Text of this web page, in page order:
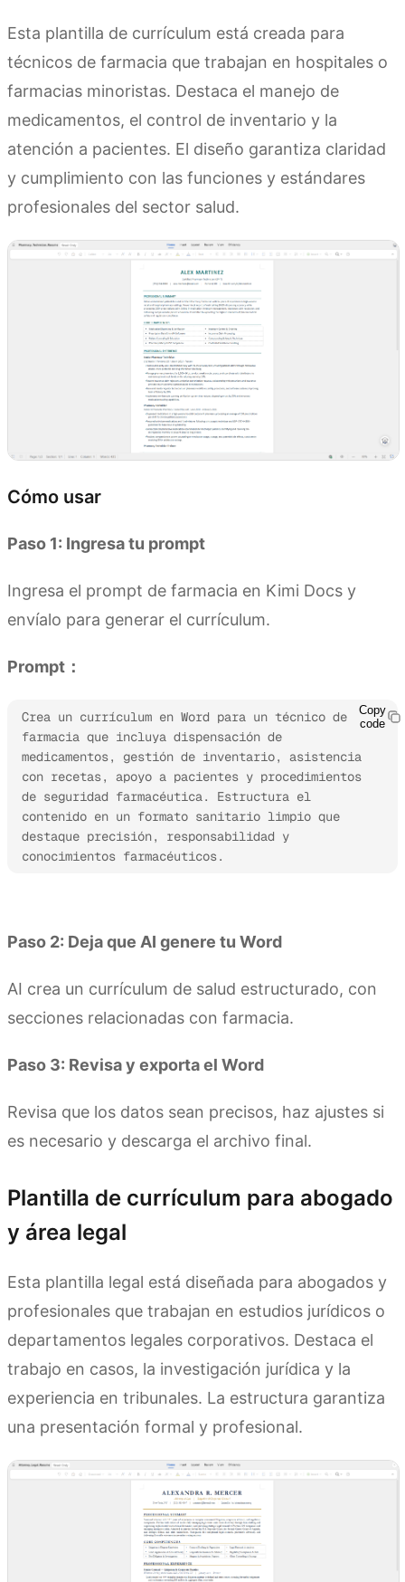
Esta plantilla de currículum está creada para
técnicos de farmacia que trabajan en hospitales o
farmacias minoristas. Destaca el manejo de
medicamentos, el control de inventario y la
atención a pacientes. El diseño garantiza claridad
y cumplimiento con las funciones y estándares
profesionales del sector salud.
Cómo usar
Paso 1: Ingresa tu prompt
Ingresa el prompt de farmacia en Kimi Docs y
envíalo para generar el currículum.
Prompt：
Crea un currículum en Word para un técnico de
farmacia que incluya dispensación de
medicamentos, gestión de inventario, asistencia
con recetas, apoyo a pacientes y procedimientos
de seguridad farmacéutica. Estructura el
contenido en un formato sanitario limpio que
destaque precisión, responsabilidad y
conocimientos farmacéuticos.
Copy
code
Paso 2: Deja que AI genere tu Word
AI crea un currículum de salud estructurado, con
secciones relacionadas con farmacia.
Paso 3: Revisa y exporta el Word
Revisa que los datos sean precisos, haz ajustes si
es necesario y descarga el archivo final.
Plantilla de currículum para abogado
y área legal
Esta plantilla legal está diseñada para abogados y
profesionales que trabajan en estudios jurídicos o
departamentos legales corporativos. Destaca el
trabajo en casos, la investigación jurídica y la
experiencia en tribunales. La estructura garantiza
una presentación formal y profesional.